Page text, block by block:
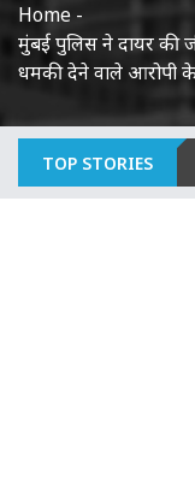
Home -
मुंबई पुलिस ने दायर की
धमकी देने वाले आरोपी
TOP STORIES
का माना दोषी|